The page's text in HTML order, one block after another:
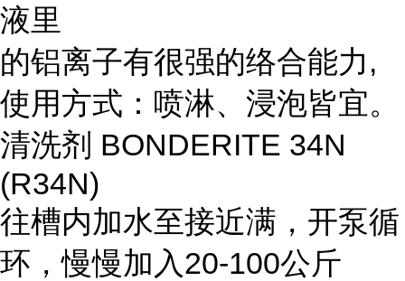
液里
的铝离子有很强的络合能力,
使用方式：喷淋、浸泡皆宜。
清洗剂 BONDERITE 34N
(R34N)
往槽内加水至接近满，开泵循
环，慢慢加入20-100公斤